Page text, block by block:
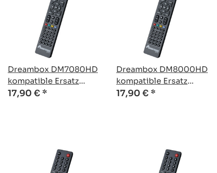
Dreambox DM7080HD
kompatible Ersatz
Fernbedienung
17,90 € *
Dreambox DM8000HD
kompatible Ersatz
Fernbedienung
17,90 € *